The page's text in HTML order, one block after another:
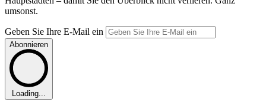
umsonst.
Geben Sie Ihre E-Mail ein
Abonnieren
Loading...